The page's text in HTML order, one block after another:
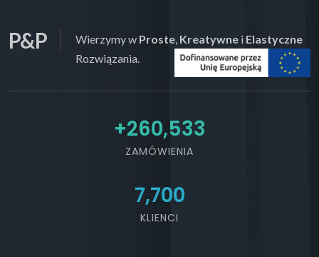
P&P Wierzymy w Proste, Kreatywne i Elastyczne
Rozwiązania.
+300,000
ZAMÓWIENIA
7,700
KLIENCI